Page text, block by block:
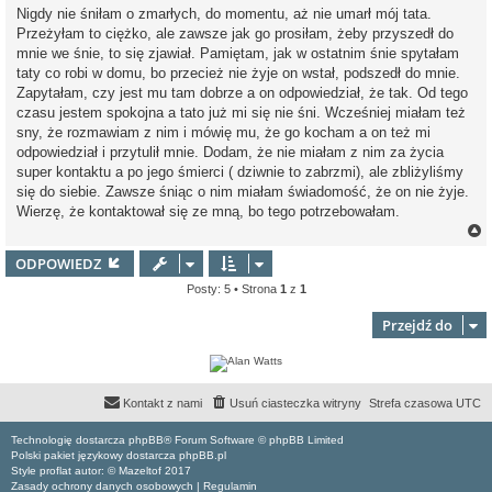
t
Nigdy nie śniłam o zmarłych, do momentu, aż nie umarł mój tata.
Przeżyłam to ciężko, ale zawsze jak go prosiłam, żeby przyszedł do
mnie we śnie, to się zjawiał. Pamiętam, jak w ostatnim śnie spytałam
taty co robi w domu, bo przecież nie żyje on wstał, podszedł do mnie.
Zapytałam, czy jest mu tam dobrze a on odpowiedział, że tak. Od tego
czasu jestem spokojna a tato już mi się nie śni. Wcześniej miałam też
sny, że rozmawiam z nim i mówię mu, że go kocham a on też mi
odpowiedział i przytulił mnie. Dodam, że nie miałam z nim za życia
super kontaktu a po jego śmierci ( dziwnie to zabrzmi), ale zbliżyliśmy
się do siebie. Zawsze śniąc o nim miałam świadomość, że on nie żyje.
Wierzę, że kontaktował się ze mną, bo tego potrzebowałam.
ODPOWIEDZ
Posty: 5 • Strona 1 z 1
Przejdź do
Strefa czasowa UTC
Usuń ciasteczka witryny
Kontakt z nami
Technologię dostarcza phpBB® Forum Software © phpBB Limited
Polski pakiet językowy dostarcza phpBB.pl
Style proflat autor: ©Mazeltof 2017
Zasady ochrony danych osobowych | Regulamin